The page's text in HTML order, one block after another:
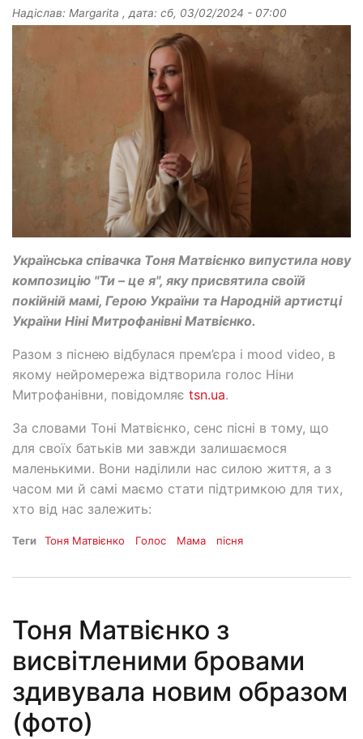
Надіслав: Margarita , дата: сб, 03/02/2024 - 07:00
Українська співачка Тоня Матвієнко випустила нову
композицію "Ти – це я", яку присвятила своїй
покійній мамі, Герою України та Народній артистці
України Ніні Митрофанівні Матвієнко.
Разом з піснею відбулася прем’єра і mood video, в
якому нейромережа відтворила голос Ніни
Митрофанівни, повідомляє tsn.ua.
За словами Тоні Матвієнко, сенс пісні в тому, що
для своїх батьків ми завжди залишаємося
маленькими. Вони наділили нас силою життя, а з
часом ми й самі маємо стати підтримкою для тих,
хто від нас залежить:
Теги Тоня Матвієнко Голос Мама пісня
Тоня Матвієнко з
висвітленими бровами
здивувала новим образом
(фото)